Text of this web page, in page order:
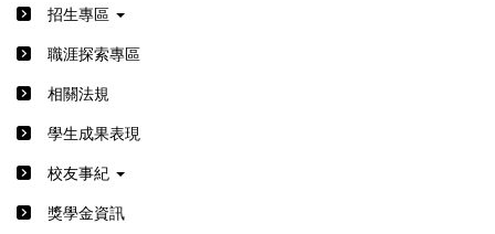
招生專區
職涯探索專區
相關法規
學生成果表現
校友事紀
獎學金資訊